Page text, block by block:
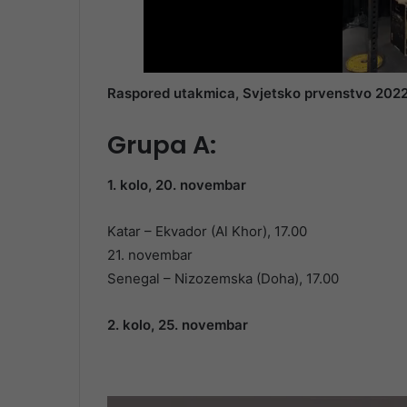
Raspored utakmica, Svjetsko prvenstvo
Grupa A:
1. kolo, 20. novembar
Katar – Ekvador (Al Khor), 17.00
21. novembar
Senegal – Nizozemska (Doha), 17.00
2. kolo, 25. novembar